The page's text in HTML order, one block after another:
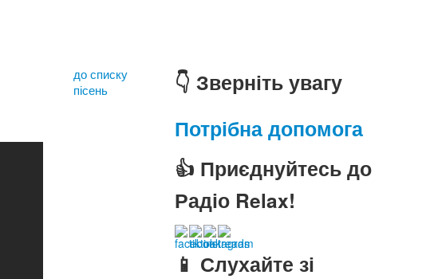
до списку
пісень
👇 Зверніть увагу
Потрібна допомога
👍 Приєднуйтесь до
Радіо Relax!
📱 Слухайте зі